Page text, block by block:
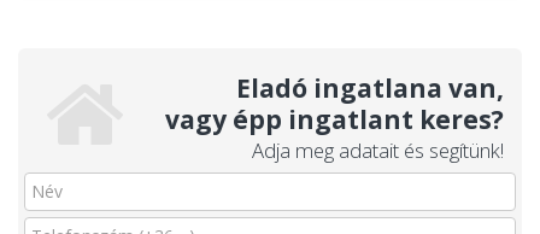
Eladó ingatlana van,
vagy épp ingatlant keres?
Adja meg adatait és segítünk!